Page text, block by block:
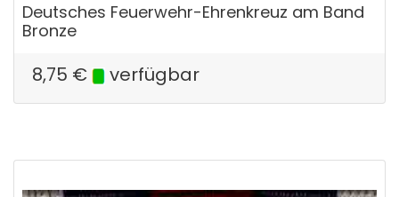
Deutsches Feuerwehr-Ehrenkreuz am Band
Bronze
8,75 € verfügbar